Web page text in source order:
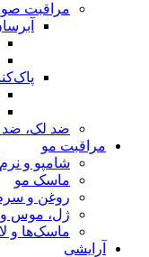
مراقبت
ضد لک،
مراقبت مو
شامپو و
ماسک مو
روغن و
ژل، موس و
ماسک‌ها و
آرایشی